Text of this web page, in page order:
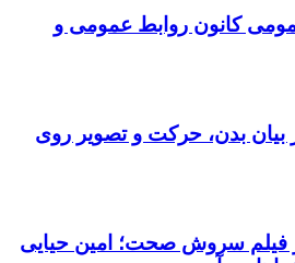
کانون روابط عمومی و
بیان بدن، حرکت و تصویر روی
فیلم سروش صحت؛ امین حیایی